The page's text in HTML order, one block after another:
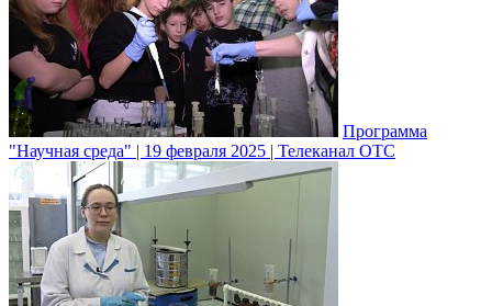
Программа
"Научная среда" | 19 февраля 2025 | Телеканал ОТС